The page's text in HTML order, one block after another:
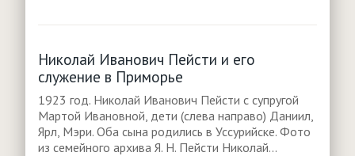
Николай Иванович Пейсти и его
служение в Приморье
1923 год. Николай Иванович Пейсти с супругой
Мартой Ивановной, дети (слева направо) Даниил,
Ярл, Мэри. Оба сына родились в Уссурийске. Фото
из семейного архива Я. Н. Пейсти Николай...